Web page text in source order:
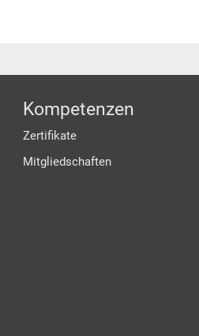
Kompetenzen
Zertifikate
Mitgliedschaften